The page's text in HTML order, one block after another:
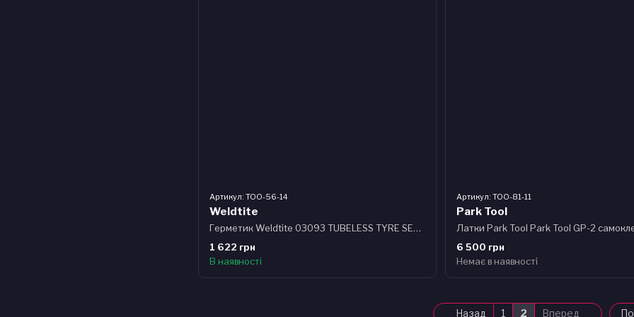
Артикул: TOO-56-14
Weldtite
Герметик Weldtite 03093 TUBELESS TYRE SEALANT, для безкамерних шин, латексний, 1л
1 622 грн
В наявності
Артикул: TOO-81-11
Park Tool
6 500 грн
Немає в наявності
Назад 1 2 Вперед